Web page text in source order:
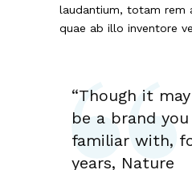
laudantium, totam rem
quae ab illo inventore
“Though it
be a brand you
familiar with,
years, Nature